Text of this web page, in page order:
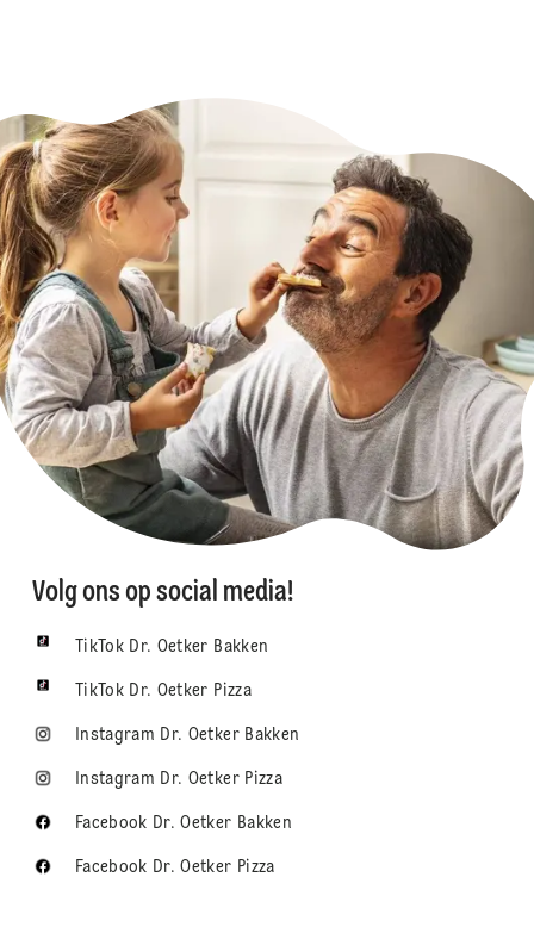
Volg ons op social media!
TikTok Dr. Oetker Bakken
TikTok Dr. Oetker Pizza
Instagram Dr. Oetker Bakken
Instagram Dr. Oetker Pizza
Facebook Dr. Oetker Bakken
Facebook Dr. Oetker Pizza